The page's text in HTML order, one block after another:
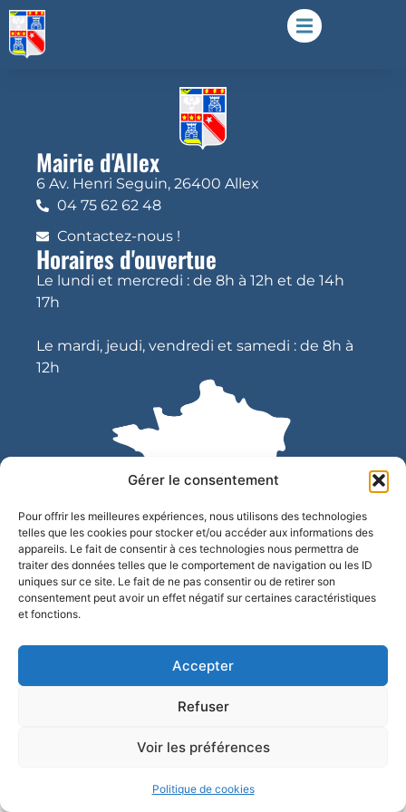
Gérer le consentement
Pour offrir les meilleures expériences, nous utilisons des technologies
telles que les cookies pour stocker et/ou accéder aux informations des
appareils. Le fait de consentir à ces technologies nous permettra de
traiter des données telles que le comportement de navigation ou les ID
uniques sur ce site. Le fait de ne pas consentir ou de retirer son
consentement peut avoir un effet négatif sur certaines caractéristiques
et fonctions.
Accepter
Refuser
Voir les préférences
Politique de cookies
Mairie d'Allex
6 Av. Henri Seguin, 26400 Allex
04 75 62 62 48
Contactez-nous !
Horaires d'ouvertue
Le lundi et mercredi : de 8h à 12h et de 14h
17h
Le mardi, jeudi, vendredi et samedi : de 8h à
12h
AccessibilitéConfidentialitéMentions légales
Plan du site